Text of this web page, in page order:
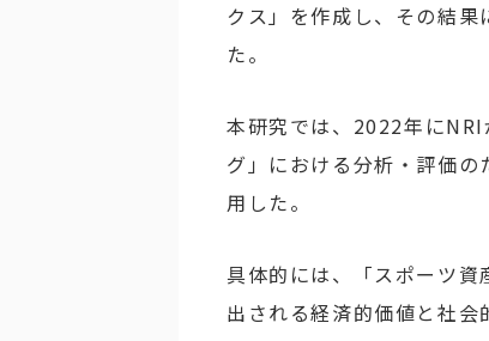
クス」を作成し、その結
た。
本研究では、2022年に
グ」における分析・評価
用した。
具体的には、「スポーツ
出される経済的価値と社